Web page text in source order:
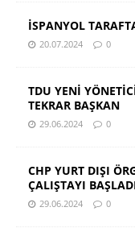
İSPANYOL
20.07.2024 0
TDU YENİ
TEKRAR BAŞKAN
29.06.2024 0
CHP YURT DIŞI
ÇALIŞTAYI
29.06.2024 0